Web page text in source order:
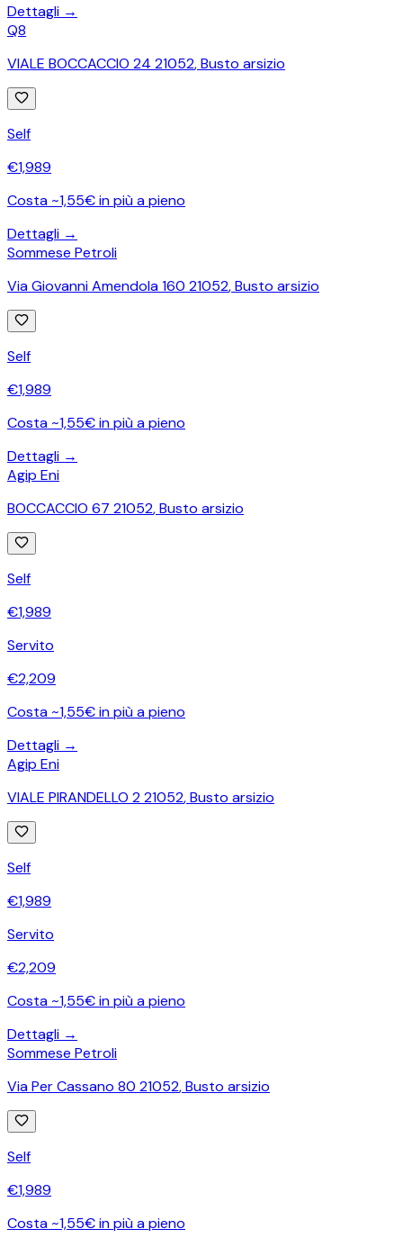
Dettagli →
Q8
VIALE BOCCACCIO 24 21052,Busto arsizio
Self
€1,989
Costa ~1,55€ in più a pieno
Dettagli →
Sommese Petroli
Via Giovanni Amendola 160 21052,Busto arsizio
Self
€1,989
Costa ~1,55€ in più a pieno
Dettagli →
Agip Eni
BOCCACCIO 67 21052,Busto arsizio
Self
€1,989
Servito
€2,209
Costa ~1,55€ in più a pieno
Dettagli →
Agip Eni
VIALE PIRANDELLO 2 21052,Busto arsizio
Self
€1,989
Servito
€2,209
Costa ~1,55€ in più a pieno
Dettagli →
Sommese Petroli
Via Per Cassano 80 21052,Busto arsizio
Self
€1,989
Costa ~1,55€ in più a pieno